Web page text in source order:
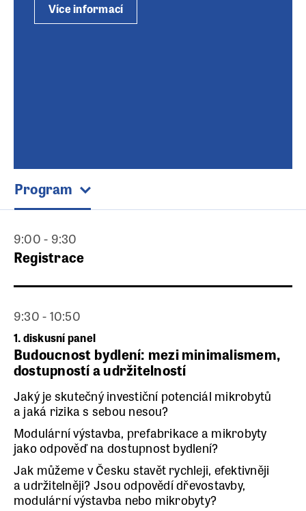
Více informací
Program
9:00 - 9:30
Registrace
9:30 - 10:50
1. diskusní panel
Budoucnost bydlení: mezi minimalismem,
dostupností a udržitelností
Jaký je skutečný investiční potenciál mikrobytů
a jaká rizika s sebou nesou?
Modulární výstavba, prefabrikace a mikrobyty
jako odpověď na dostupnost bydlení?
Jak můžeme v Česku stavět rychleji, efektivněji
a udržitelněji? Jsou odpovědí dřevostavby,
modulární výstavba nebo mikrobyty?